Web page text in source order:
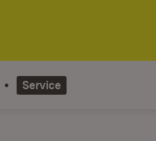
Service